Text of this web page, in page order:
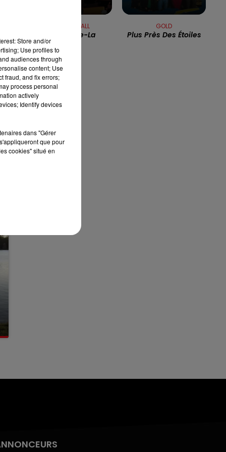
13h00 - 16h00
LES APRÈS-MIDI QUI CHANTENT
FRANCE GALL
Mais Aime-La
GOLD
Plus Près Des Étoiles
Store and/or
Use profiles to
audiences through
content; Use
fraud, and fix errors;
process personal
actively
Identify devices
dans "Gérer
que pour
cookies" situé en